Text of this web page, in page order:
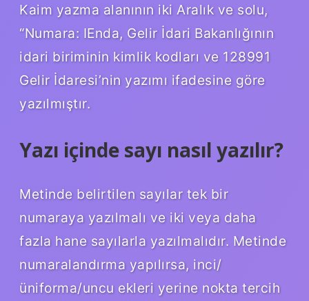
Kaim yazma alanının iki Aralık ve solu,
“Numara: IEnda, Gelir İdari Bakanlığının
idari biriminin kimlik kodları ve 128991
Gelir İdaresi’nin yazımı ifadesine göre
yazılmıştır.
Yazı içinde sayı nasıl yazılır?
Metinde belirtilen sayılar tek bir
numaraya yazılmalı ve iki veya daha
fazla hane sayılarla yazılmalıdır. Metinde
numaralandırma yapılırsa, inci/
üniforma/uncu ekleri yerine nokta tercih